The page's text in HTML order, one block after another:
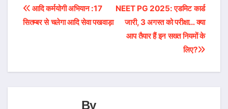
Post
NEET PG 2025: एडमिट कार्ड
जारी, 3 अगस्त को परीक्षा… क्या
आप तैयार हैं इन सख्त नियमों के
लिए?
आदि कर्मयोगी अभियान :17
सितम्बर से चलेगा आदि सेवा पखवाड़ा
By